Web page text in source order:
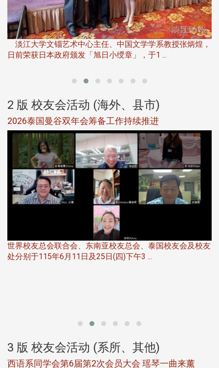
淡江大学文锱艺术中心主任、中国文学学系教授张炳煌，
日前荣获日本政府颁发「旭日小绶章」，于1 ...
2 版 校友会活动 (海外、县市)
2026泰国曼谷双年会筹备工作持续推进
世界校友总会联合会、东南亚校友总会、泰国校友会及校友
处分别于115年6月11日及25日(四)下午3 ...
3 版 校友会活动 (系所、其他)
西语系同学会第6届第2次会员大会 瑶琴一曲来薰